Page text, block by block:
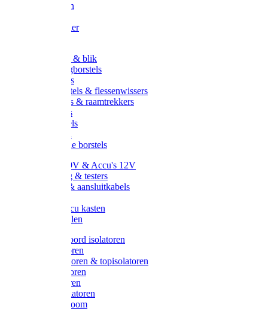
Afdekfoliën
Schuurpapier
Handveger & blik
Voetenveegborstels
Handvegers
Afwasborstels & flessenwissers
Wasborstels & raamtrekkers
Tonborstels
Werkborstels
Hygienische borstels
Batterijen 9V & Accu's 12V
Beveiliging & testers
Kabelsets & aansluitkabels
Metalen accu kasten
Zonnepanelen
Draad & koord isolatoren
Ringisolatoren
Extra isolatoren & topisolatoren
Hoekisolatoren
Lintisolatoren
Afstandisolatoren
Isolatorenboom